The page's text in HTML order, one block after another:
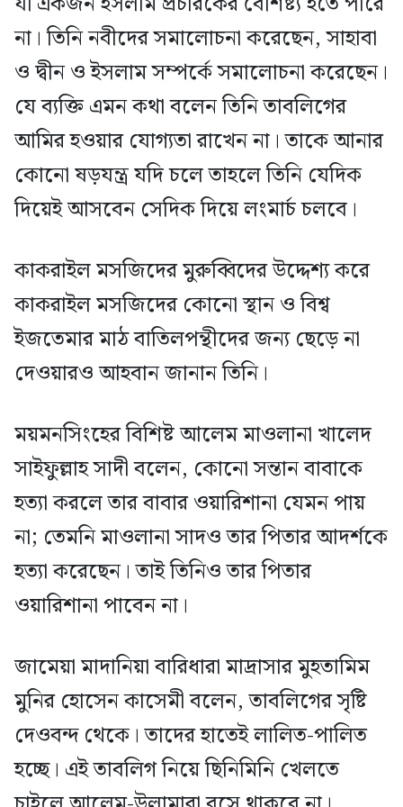
না। তিনি নবীদের সমালোচনা করেছেন, সাহাবা
ও দ্বীন ও ইসলাম সম্পর্কে সমালোচনা করেছেন।
যে ব্যক্তি এমন কথা বলেন তিনি তাবলিগের
আমির হওয়ার যোগ্যতা রাখেন না। তাকে আনার
কোনো ষড়যন্ত্র যদি চলে তাহলে তিনি যেদিক
দিয়েই আসবেন সেদিক দিয়ে লংমার্চ চলবে।
কাকরাইল মসজিদের মুরুব্বিদের উদ্দেশ্য করে
কাকরাইল মসজিদের কোনো স্থান ও বিশ্ব
ইজতেমার মাঠ বাতিলপন্থীদের জন্য ছেড়ে না
দেওয়ারও আহবান জানান তিনি।
ময়মনসিংহের বিশিষ্ট আলেম মাওলানা খালেদ
সাইফুল্লাহ সাদী বলেন, কোনো সন্তান বাবাকে
হত্যা করলে তার বাবার ওয়ারিশানা যেমন পায়
না; তেমনি মাওলানা সাদও তার পিতার আদর্শকে
হত্যা করেছেন। তাই তিনিও তার পিতার
ওয়ারিশানা পাবেন না।
জামেয়া মাদানিয়া বারিধারা মাদ্রাসার মুহতামিম
মুনির হোসেন কাসেমী বলেন, তাবলিগের সৃষ্টি
দেওবন্দ থেকে। তাদের হাতেই লালিত-পালিত
হচ্ছে। এই তাবলিগ নিয়ে ছিনিমিনি খেলতে